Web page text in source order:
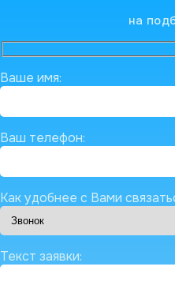
на
Ваше имя:
Ваш телефон:
Как удобнее с Вами
Текст заявки: